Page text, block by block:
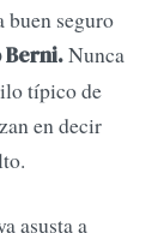
buen seguro
Berni.Nunca
típico de
en decir
asusta a